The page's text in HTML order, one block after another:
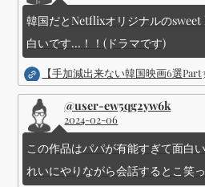
韓国だとNetflixオリジナルの
白いです...！！(ドラマです)
【手加減出来ない韓国映画6選
@user-ew5qg2yw6k
2024-02-06
この作品はパパが有能すぎて面白
れいにやりながら会話するとこ笑